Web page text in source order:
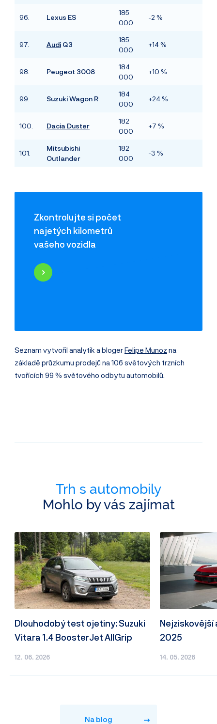
96. Lexus ES
185
000
-2 %
97. Audi Q3
185
000
+14 %
98. Peugeot 3008
184
000
+10 %
99. Suzuki Wagon R
184
000
+24 %
100. Dacia Duster
182
000
+7 %
101.
Mitsubishi
Outlander
182
000
-3 %
Zkontrolujte si počet
najetých kilometrů
vašeho vozidla
Najeté kilometry
Seznam vytvořil analytik a blogerFelipe Munoz na
základě průzkumu prodejů na 106 světových trzních
tvořících 99 % světového odbytu automobilů.
Trh s automobily
Mohlo by vás zajímat
12. 06. 2026
Dlouhodobý test ojetiny: Suzuki
Vitara 1.4 BoosterJet AllGrip
14. 05. 2026
Nejziskovější
2025
Na blog